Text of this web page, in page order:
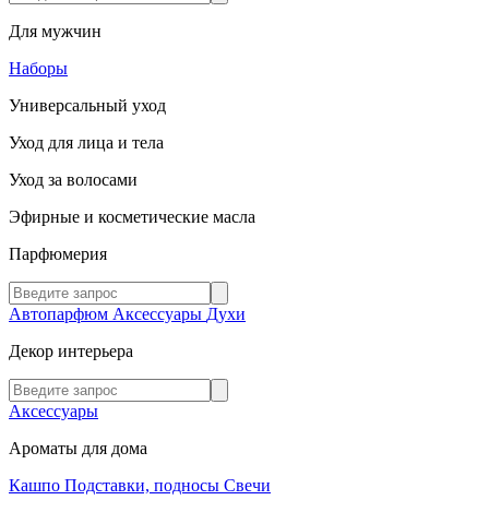
Для мужчин
Наборы
Универсальный уход
Уход для лица и тела
Уход за волосами
Эфирные и косметические масла
Парфюмерия
Автопарфюм Аксессуары Духи
Декор интерьера
Аксессуары
Ароматы для дома
Кашпо Подставки, подносы Свечи